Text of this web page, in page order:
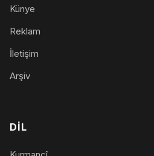
Künye
Reklam
İletişim
Arşiv
DIL